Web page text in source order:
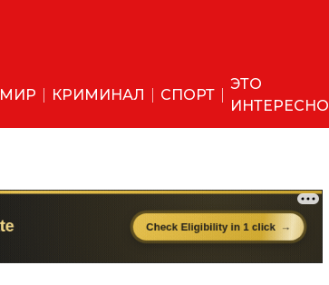
МИР КРИМИНАЛ СПОРТ
ЭТО
ИНТЕРЕСНО